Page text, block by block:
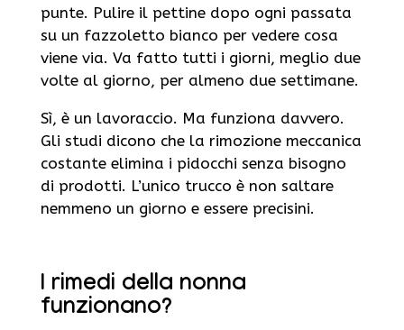
punte. Pulire il pettine dopo ogni passata
su un fazzoletto bianco per vedere cosa
viene via. Va fatto tutti i giorni, meglio due
volte al giorno, per almeno due settimane.
Sì, è un lavoraccio. Ma funziona davvero.
Gli studi dicono che la rimozione meccanica
costante elimina i pidocchi senza bisogno
di prodotti. L’unico trucco è non saltare
nemmeno un giorno e essere precisini.
I rimedi della nonna
funzionano?